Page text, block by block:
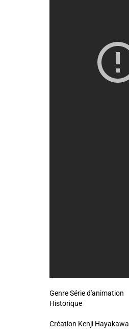
Genre Série d'animation
Historique
Création Kenji Hayakawa